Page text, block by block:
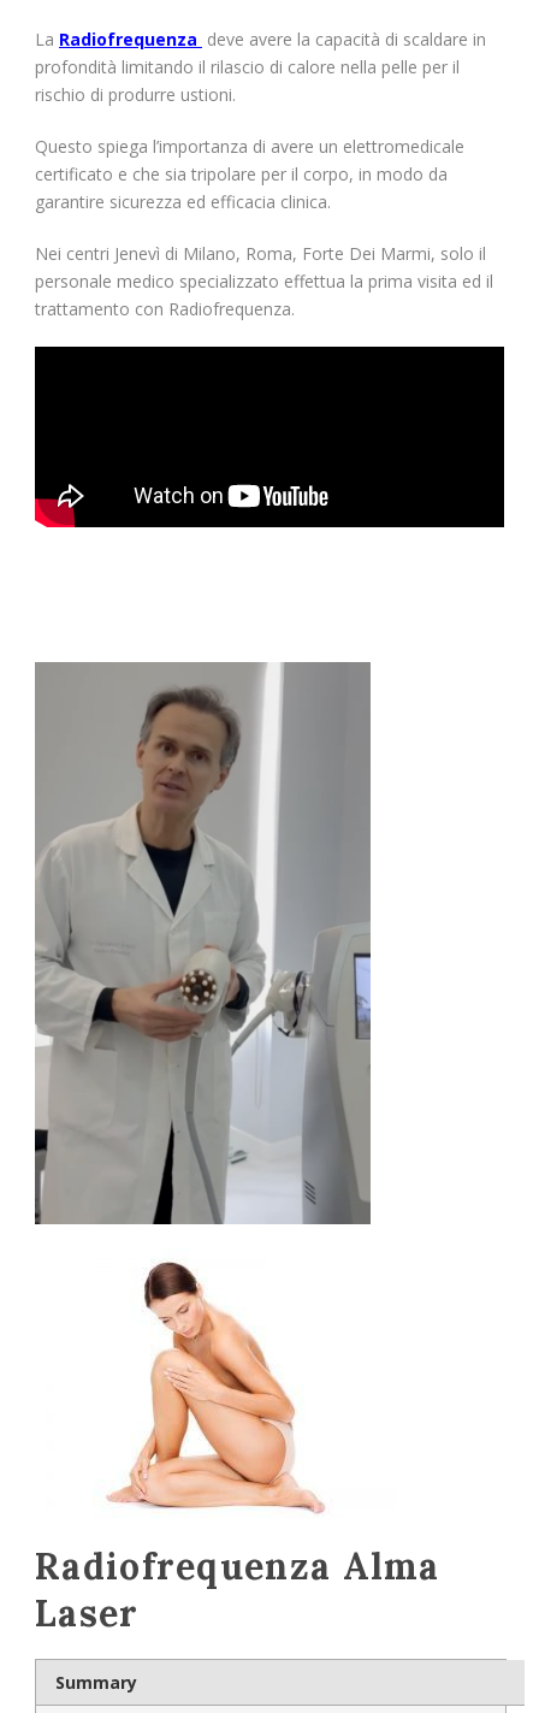
La Radiofrequenza deve avere la capacità di scaldare in
profondità limitando il rilascio di calore nella pelle per il
rischio di produrre ustioni.
Questo spiega l’importanza di avere un elettromedicale
certificato e che sia tripolare per il corpo, in modo da
garantire sicurezza ed efficacia clinica.
Nei centri Jenevì di Milano, Roma, Forte Dei Marmi, solo il
personale medico specializzato effettua la prima visita ed il
trattamento con Radiofrequenza.
Radiofrequenza Alma
Laser
Summary